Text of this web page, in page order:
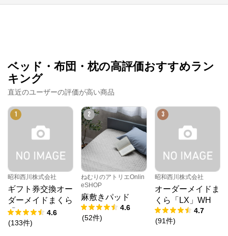
ベッド・布団・枕の高評価おすすめラン
キング
直近のユーザーの評価が高い商品
1
昭和西川株式会社
ギフト券交換オー
ダーメイドまくら
「10」
4.6
(133件)
2
ねむりのアトリエOnlin
eSHOP
麻敷きパッド
4.6
(52件)
3
昭和西川株式会社
オーダーメイドま
くら「LX」WH
4.7
(91件)